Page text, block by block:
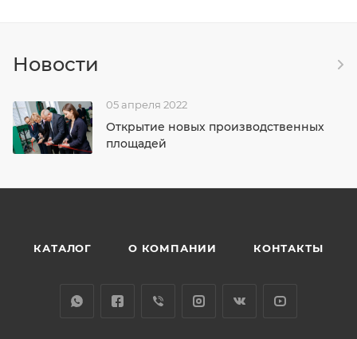
Новости
05 апреля 2022
Открытие новых производственных
площадей
КАТАЛОГ О КОМПАНИИ КОНТАКТЫ